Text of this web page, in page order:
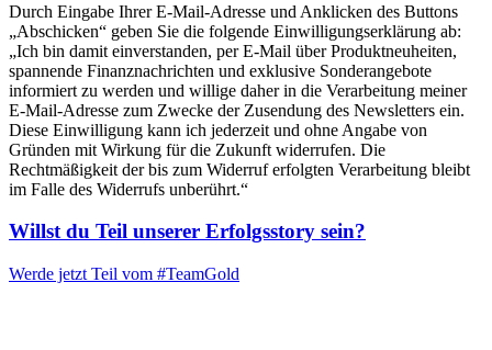
Durch Eingabe Ihrer E-Mail-Adresse und Anklicken des Buttons
„Abschicken“ geben Sie die folgende Einwilligungserklärung ab:
„Ich bin damit einverstanden, per E-Mail über Produktneuheiten,
spannende Finanznachrichten und exklusive Sonderangebote
informiert zu werden und willige daher in die Verarbeitung meiner
E-Mail-Adresse zum Zwecke der Zusendung des Newsletters ein.
Diese Einwilligung kann ich jederzeit und ohne Angabe von
Gründen mit Wirkung für die Zukunft widerrufen. Die
Rechtmäßigkeit der bis zum Widerruf erfolgten Verarbeitung bleibt
im Falle des Widerrufs unberührt.“
Willst du Teil unserer Erfolgsstory sein?
Werde jetzt Teil vom #TeamGold